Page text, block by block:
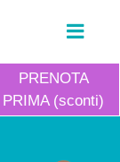
PRENOTA
PRIMA (sconti)